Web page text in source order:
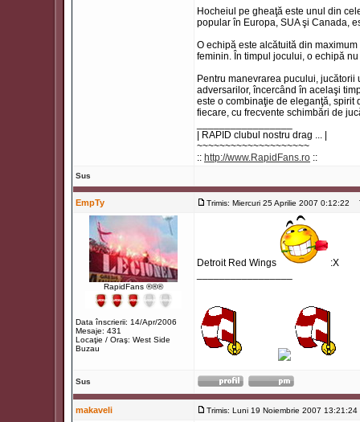
Hocheiul pe gheaţă este unul din
popular în Europa, SUA şi Canada,
O echipă este alcătuită din
feminin. În timpul jocului, o echipă
Pentru manevrarea pucului,
adversarilor, încercând în acelaşi
este o combinaţie de eleganţă, spirit
fiecare, cu frecvente schimbări de
| RAPID clubul nostru drag ... |
~~~~~~~~~~~~~~~~~~~~
:: http://www.RapidFans.ro ::
Sus
EmpTy Trimis: Miercuri 25 Aprilie 2007 0:12:22
RapidFans ®®®
Data înscrierii: 14/Apr/2006
Mesaje: 431
Locaţie / Oraş: West Side
Buzau
Detroit Red Wings
:X
Sus
makaveli Trimis: Luni 19 Noiembrie 2007 13:21:24